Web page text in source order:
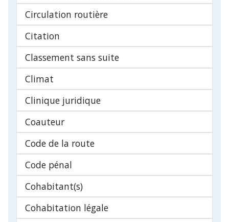
Circulation routière
Citation
Classement sans suite
Climat
Clinique juridique
Coauteur
Code de la route
Code pénal
Cohabitant(s)
Cohabitation légale